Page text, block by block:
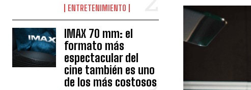
ENTRETENIMIENTO
IMAX 70 mm: el
formato más
espectacular del
cine también es uno
de los más costosos